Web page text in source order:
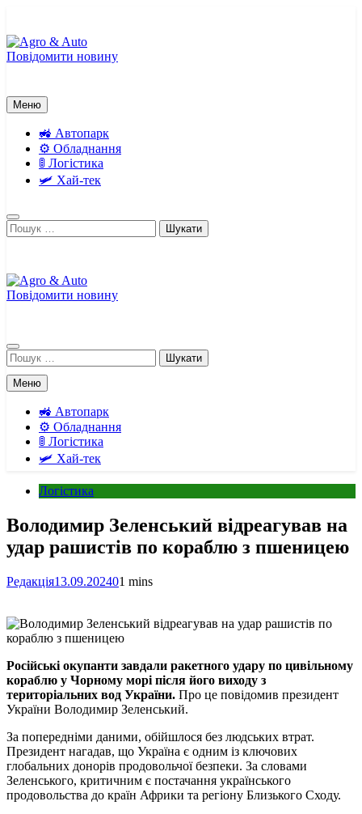
вмісту
Повідомити новину
Меню
🚜 Автопарк
⚙️ Обладнання
🚦 Логістика
🛩️ Хай-тек
Пошук:
Повідомити новину
Пошук:
Меню
🚜 Автопарк
⚙️ Обладнання
🚦 Логістика
🛩️ Хай-тек
Логістика
Володимир Зеленський відреагував на
удар рашистів по кораблю з пшеницею
Редакція13.09.202401 mins
Російські окупанти завдали ракетного удару по цивільному
кораблю у Чорному морі після його виходу з
територіальних вод України. Про це повідомив президент
України Володимир Зеленський.
За попередніми даними, обійшлося без людських втрат.
Президент нагадав, що Україна є одним із ключових
глобальних донорів продовольчої безпеки. За словами
Зеленського, критичним є постачання українського
продовольства до країн Африки та регіону Близького Сходу.